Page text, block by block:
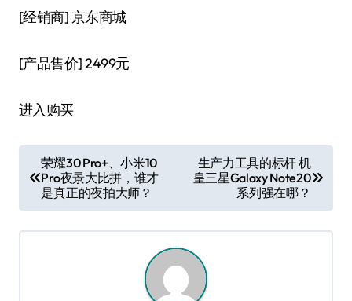
[经销商]京东商城
[产品售价]2499元
进入购买
章
导
航
荣耀30 Pro+、小米10
Pro夜景大比拼，谁才
是真正的夜拍大师？
生产力工具的标杆 机
皇三星Galaxy Note20
系列强在哪？